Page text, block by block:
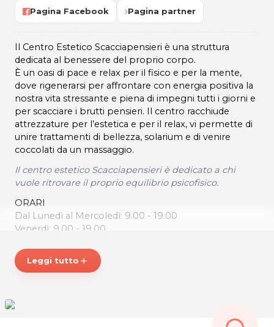
Pagina Facebook Pagina partner
Il Centro Estetico Scacciapensieri è una struttura
dedicata al benessere del proprio corpo.
È un oasi di pace e relax per il fisico e per la mente,
dove rigenerarsi per affrontare con energia positiva la
nostra vita stressante e piena di impegni tutti i giorni e
per scacciare i brutti pensieri. Il centro racchiude
attrezzature per l’estetica e per il relax, vi permette di
unire trattamenti di bellezza, solarium e di venire
coccolati da un massaggio.
Il centro estetico Scacciapensieri è dedicato a chi
vuole ritrovare il proprio equilibrio psicofisico.
ORARI
Dal Lunedì al Mercoledì: 9.00 - 19.00
Venerdì: 9.00 - 19.00
CENTRO ESTETICO SCACCIAPENSIERI
Via Zampis, 8
Leggi tutto add